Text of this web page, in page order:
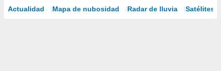
Actualidad Mapa de nubosidad Radar de lluvia Satélites